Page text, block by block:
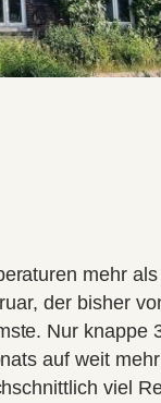
mehr
der bisher
Nur knappe
auf weit
viel